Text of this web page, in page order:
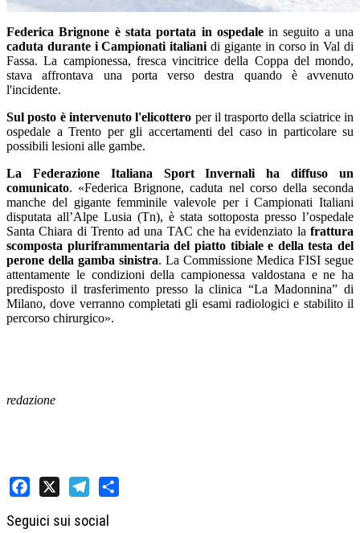
Federica Brignone è stata portata in ospedalein seguito a una
caduta durante i Campionati italianidi gigante in corso in Val di
Fassa. La campionessa, fresca vincitrice della Coppa del mondo,
stava affrontava una porta verso destra quando è avvenuto
l'incidente.
Sul posto è intervenuto l'elicottero per il trasporto della sciatrice in
ospedale a Trento per gli accertamenti del caso in particolare su
possibili lesioni alle gambe.
La Federazione Italiana Sport Invernali ha diffuso un
comunicato. «Federica Brignone, caduta nel corso della seconda
manche del gigante femminile valevole per i Campionati Italiani
disputata all’Alpe Lusia (Tn), è stata sottoposta presso l’ospedale
Santa Chiara di Trento ad una TAC che ha evidenziato la frattura
scomposta pluriframmentaria del piatto tibiale e della testa del
perone della gamba sinistra. La Commissione Medica FISI segue
attentamente le condizioni della campionessa valdostana e ne ha
predisposto il trasferimento presso la clinica “La Madonnina” di
Milano, dove verranno completati gli esami radiologici e stabilito il
percorso chirurgico».
redazione
Seguici sui social